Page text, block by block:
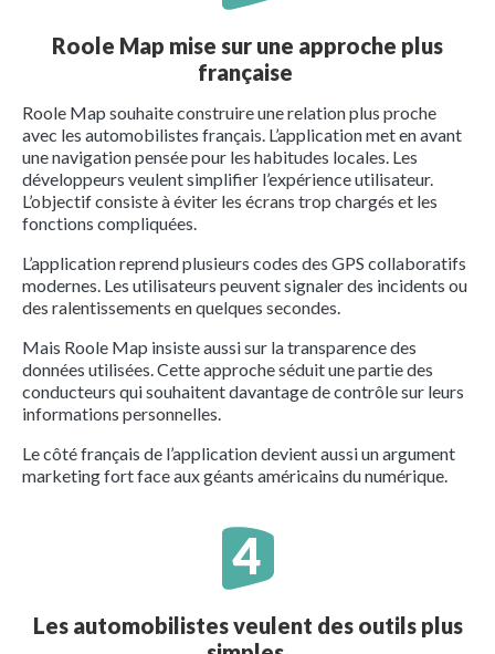
Roole Map mise sur une approche plus
française
Roole Map souhaite construire une relation plus proche
avec les automobilistes français. L’application met en avant
une navigation pensée pour les habitudes locales. Les
développeurs veulent simplifier l’expérience utilisateur.
L’objectif consiste à éviter les écrans trop chargés et les
fonctions compliquées.
L’application reprend plusieurs codes des GPS collaboratifs
modernes. Les utilisateurs peuvent signaler des incidents ou
des ralentissements en quelques secondes.
Mais Roole Map insiste aussi sur la transparence des
données utilisées. Cette approche séduit une partie des
conducteurs qui souhaitent davantage de contrôle sur leurs
informations personnelles.
Le côté français de l’application devient aussi un argument
marketing fort face aux géants américains du numérique.
Les automobilistes veulent des outils plus